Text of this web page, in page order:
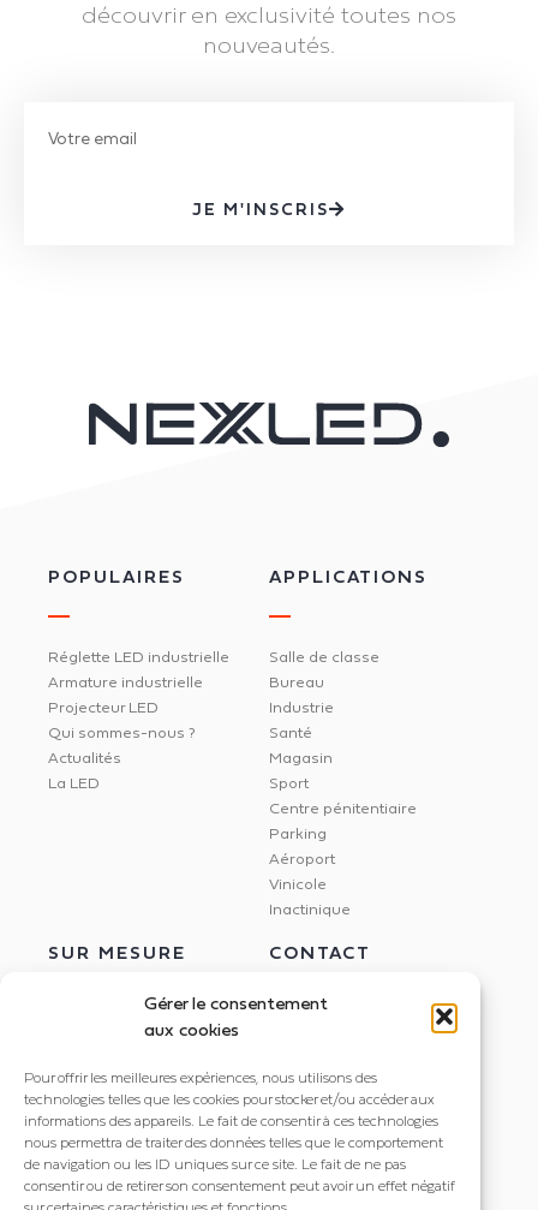
Gérer le consentement
aux cookies
Pour offrir les meilleures expériences, nous utilisons des
technologies telles que les cookies pour stocker et/ou accéder aux
informations des appareils. Le fait de consentir à ces technologies
nous permettra de traiter des données telles que le comportement
de navigation ou les ID uniques sur ce site. Le fait de ne pas
consentir ou de retirer son consentement peut avoir un effet négatif
découvrir en exclusivité toutes nos
nouveautés.
JE M'INSCRIS
POPULAIRES
Réglette LED industrielle
Armature industrielle
Projecteur LED
Qui sommes-nous ?
Actualités
La LED
APPLICATIONS
Salle de classe
Bureau
Industrie
Santé
Magasin
Sport
Centre pénitentiaire
Parking
Aéroport
Vinicole
Inactinique
SUR MESURE
Éclairage circadien
Gestion de l'éclairage
Dalle LED imprimée
CONTACT
395 rue Docteur Marmonnier
38190 Villard Bonnot
+33 4 56 85 82 20